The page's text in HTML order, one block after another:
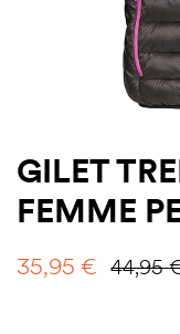
GILET
FEMME
44,95
35,95 €